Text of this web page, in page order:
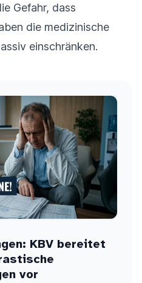
Gefahr, dass
die medizinische
einschränken.
KBV bereitet
vor